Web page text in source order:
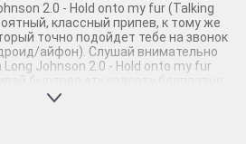
2.0 - Hold onto my fur (Talking
классный припев, к тому же
точно подойдет тебе на звонок
айфон). Слушай внимательно
Johnson 2.0 - Hold onto my fur
быстрее эту красоту бесплатно,
не играет шикарной мелодией у
The Kiffness x Oh Long Johnson